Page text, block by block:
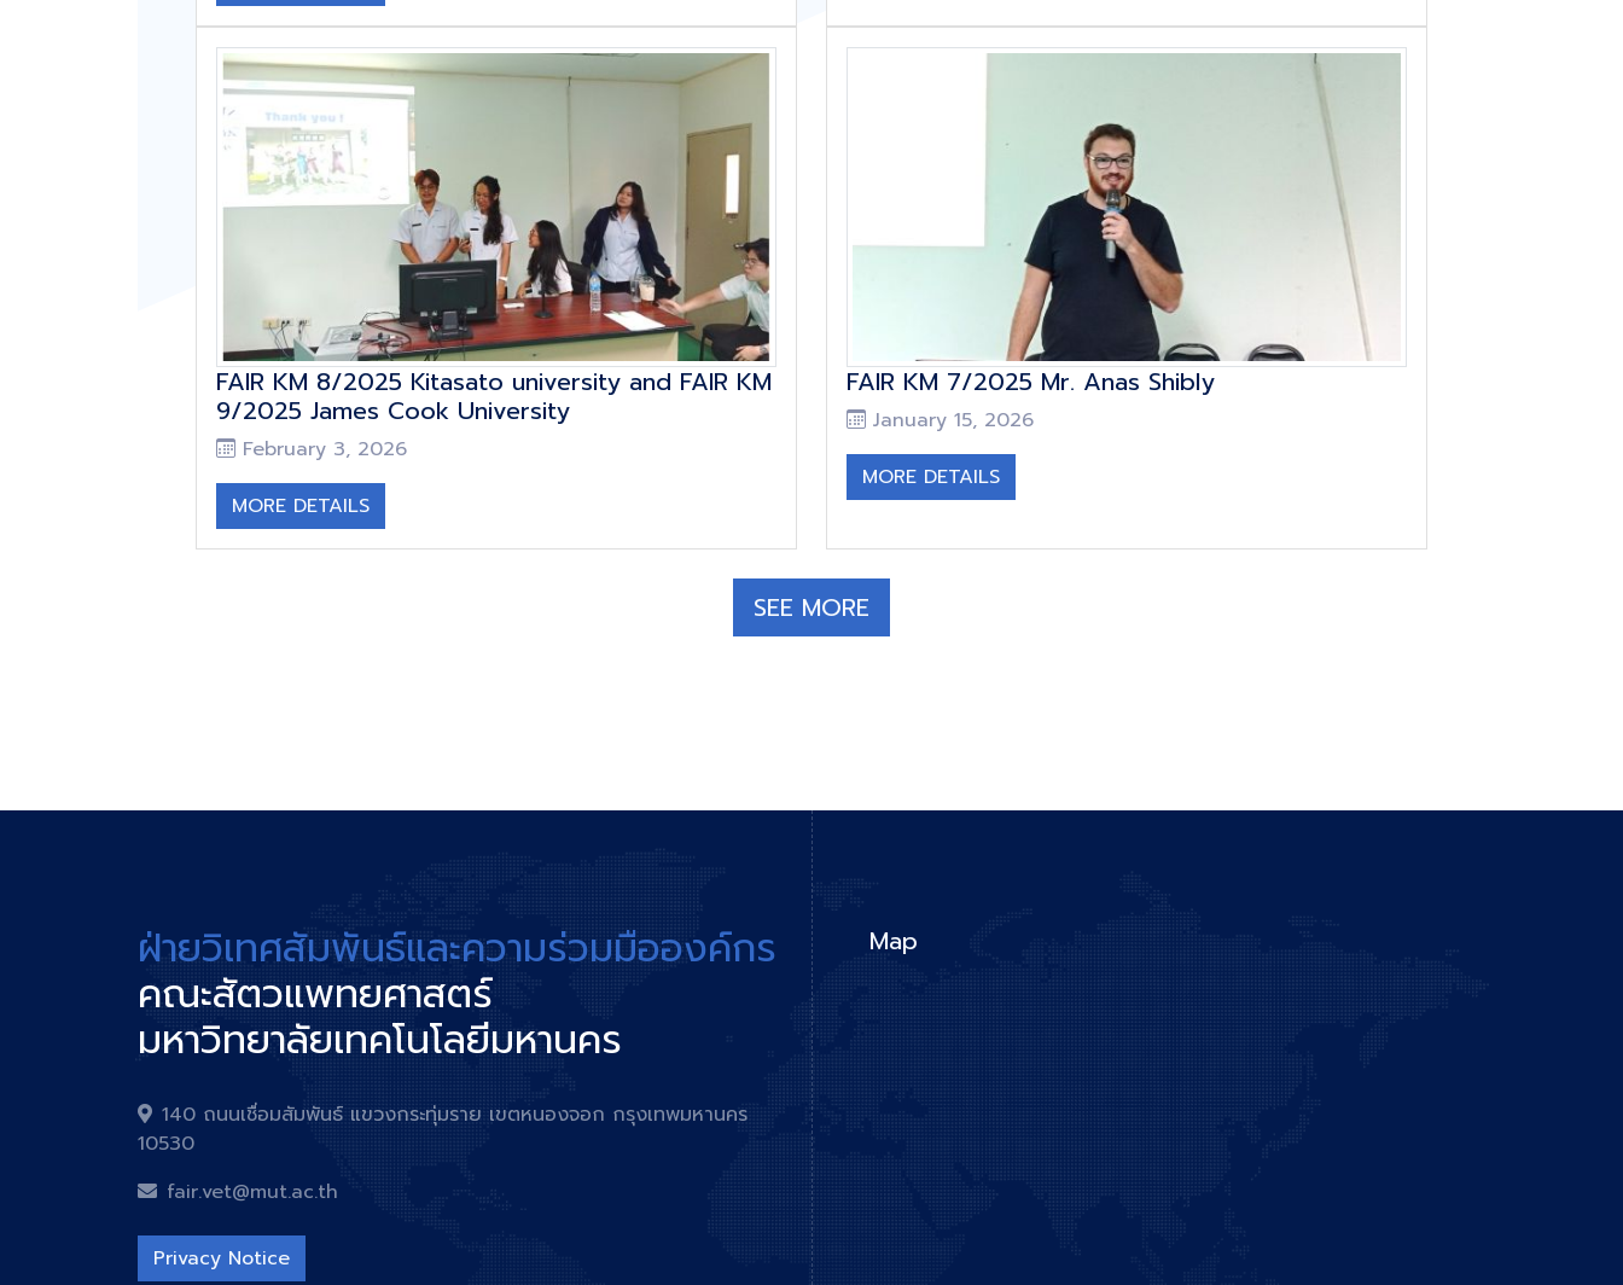
FAIR KM 8/2025 Kitasato university and FAIR KM
9/2025 James Cook University
February 3, 2026
MORE DETAILS
FAIR KM 7/2025 Mr. Anas Shibly
January 15, 2026
MORE DETAILS
SEE MORE
ฝ่ายวิเทศสัมพันธ์และความร่วมมือองค์กร
คณะสัตวแพทยศาสตร์
มหาวิทยาลัยเทคโนโลยีมหานคร
140 ถนนเชื่อมสัมพันธ์ แขวงกระทุ่มราย เขตหนองจอก กรุงเทพมหานคร
10530
fair.vet@mut.ac.th
Privacy Notice
Map